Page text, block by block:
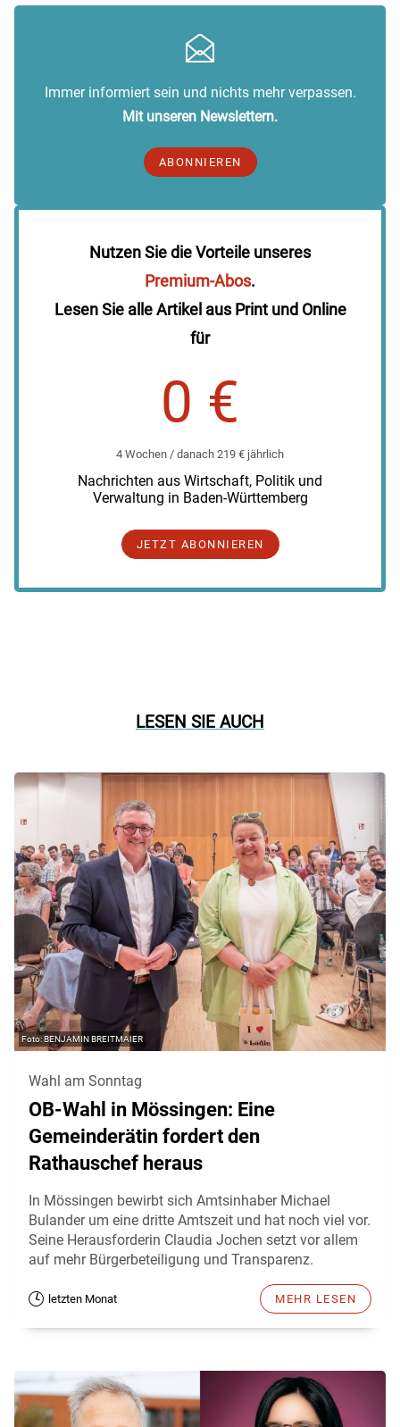
Immer informiert sein und nichts mehr verpassen.
Mit unseren Newslettern.
ABONNIEREN
Nutzen Sie die Vorteile unseres
Premium-Abos.
Lesen Sie alle Artikel aus Print und Online
für
0 €
4 Wochen / danach 219 € jährlich
Nachrichten aus Wirtschaft, Politik und
Verwaltung in Baden-Württemberg
JETZT ABONNIEREN
LESEN SIE AUCH
BENJAMIN BREITMAIER
Wahl am Sonntag
OB-Wahl in Mössingen: Eine
Gemeinderätin fordert den
Rathauschef heraus
In Mössingen bewirbt sich Amtsinhaber Michael
Bulander um eine dritte Amtszeit und hat noch viel vor.
Seine Herausforderin Claudia Jochen setzt vor allem
auf mehr Bürgerbeteiligung und Transparenz.
letzten Monat MEHR LESEN